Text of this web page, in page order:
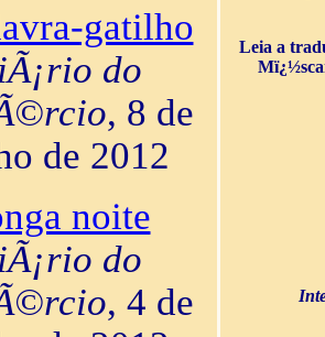
gatilho
do
, 8 de
de 2012
noite
do
, 4 de
Leia a